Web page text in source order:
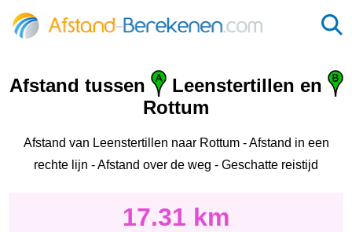
Afstand tussen
Leenstertillen‎ en
Rottum
Afstand van Leenstertillen‎ naar Rottum - Afstand in een
rechte lijn - Afstand over de weg - Geschatte reistijd
17.31 km